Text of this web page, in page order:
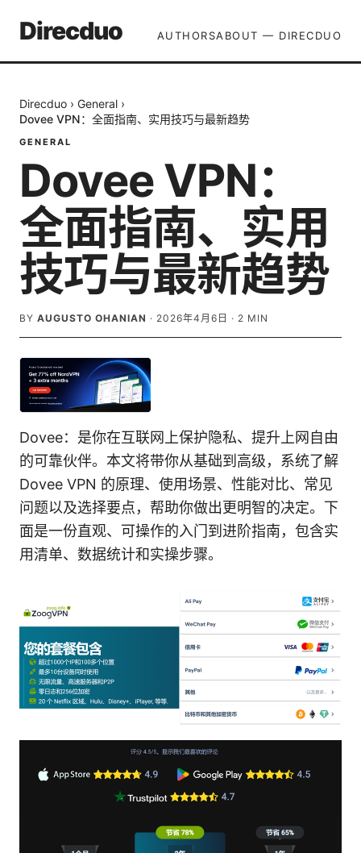
Direcduo AUTHORSABOUT — DIRECDUO
Direcduo › General ›
Dovee VPN：全面指南、实用技巧与最新趋势
GENERAL
Dovee VPN：
全面指南、实用
技巧与最新趋势
BY AUGUSTO OHANIAN · 2026年4月6日 · 2 MIN
Dovee：是你在互联网上保护隐私、提升上网自由
的可靠伙伴。本文将带你从基础到高级，系统了解
Dovee VPN 的原理、使用场景、性能对比、常见
问题以及选择要点，帮助你做出更明智的决定。下
面是一份直观、可操作的入门到进阶指南，包含实
用清单、数据统计和实操步骤。